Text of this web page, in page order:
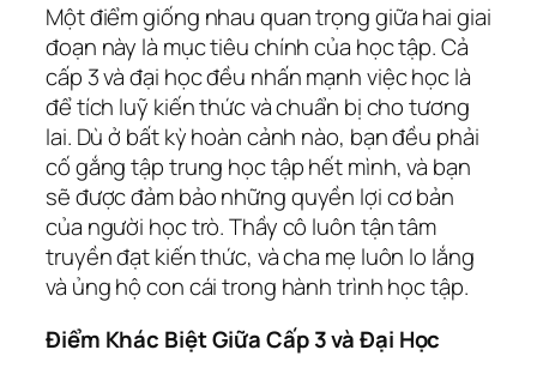
Một điểm giống nhau quan trọng giữa hai giai
đoạn này là mục tiêu chính của học tập. Cả
cấp 3 và đại học đều nhấn mạnh việc học là
để tích luỹ kiến thức và chuẩn bị cho tương
lai. Dù ở bất kỳ hoàn cảnh nào, bạn đều phải
cố gắng tập trung học tập hết mình, và bạn
sẽ được đảm bảo những quyền lợi cơ bản
của người học trò. Thầy cô luôn tận tâm
truyền đạt kiến thức, và cha mẹ luôn lo lắng
và ủng hộ con cái trong hành trình học tập.
Điểm Khác Biệt Giữa Cấp 3 và Đại Học